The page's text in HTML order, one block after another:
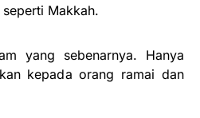
Makkah.
yang sebenarnya. Hanya
kepada orang ramai dan